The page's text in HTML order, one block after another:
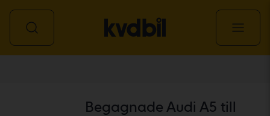
Begagnade Audi A5 till